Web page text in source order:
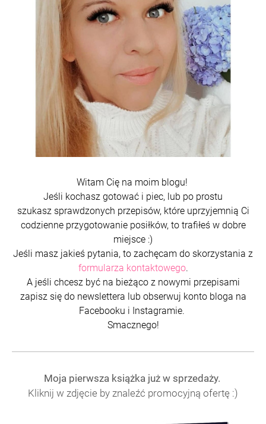
Witam Cię na moim blogu!
Jeśli kochasz gotować i piec, lub po prostu
szukasz sprawdzonych przepisów, które uprzyjemnią Ci
codzienne przygotowanie posiłków, to trafiłeś w dobre
miejsce :)
Jeśli masz jakieś pytania, to zachęcam do skorzystania z
formularza kontaktowego.
A jeśli chcesz być na bieżąco z nowymi przepisami
zapisz się do newslettera lub obserwuj konto bloga na
Facebooku i Instagramie.
Smacznego!
Moja pierwsza książka już w sprzedaży.
Kliknij w zdjęcie by znaleźć promocyjną ofertę :)